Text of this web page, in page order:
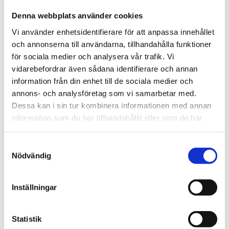
Denna webbplats använder cookies
Vi använder enhetsidentifierare för att anpassa innehållet
och annonserna till användarna, tillhandahålla funktioner
för sociala medier och analysera vår trafik. Vi
vidarebefordrar även sådana identifierare och annan
information från din enhet till de sociala medier och
annons- och analysföretag som vi samarbetar med.
Dessa kan i sin tur kombinera informationen med annan
information som du har tillhandahållit eller som de har
Nödvändig
Inställningar
Statistik
Strömförsörjning och energiförbrukning
Driftspänning: 5 till 12 volt
Effektförbrukning:
Standby: 25 µA
Genomsnittlig förbrukning RS485 (1
mätning/sek): 20 mA
Pulsström: 500 mA
Uppvärmningstid: 100 ms
Sensorens fysiska egenskaper
Dimensioner:
Total längd inklusive kabelgenomföring: 324
Vikt: 350 g (inklusive kabel)